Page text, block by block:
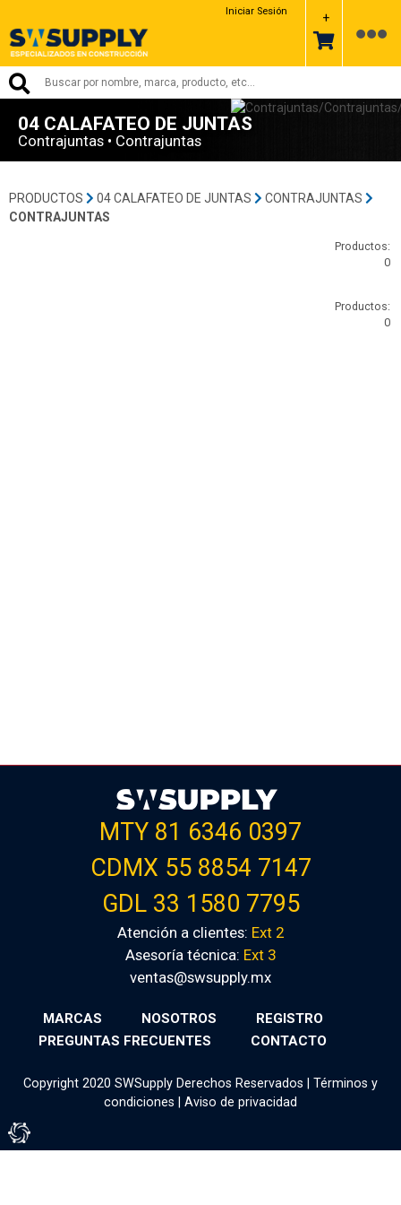
Iniciar Sesión +
04 CALAFATEO DE JUNTAS
Contrajuntas • Contrajuntas
PRODUCTOS 04 CALAFATEO DE JUNTAS
CONTRAJUNTAS
CONTRAJUNTAS
Productos:
0
Productos:
0
MTY 81 6346 0397
CDMX 55 8854 7147
GDL 33 1580 7795
Atención a clientes: Ext 2
Asesoría técnica: Ext 3
ventas@swsupply.mx
MARCAS NOSOTROS
REGISTRO
PREGUNTAS FRECUENTES
CONTACTO
Copyright 2020 SWSupply Derechos Reservados | Términos y
condiciones
Aviso de privacidad